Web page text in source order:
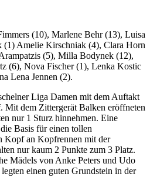
(10), Marlene Behr (13), Luisa
(1) Amelie Kirschniak (4), Clara Horn
(5), Milla Bodynek (12),
(6), Nova Fischer (1), Lenka Kostic
Lena Jennen (2).
Liga Damen mit dem Auftakt
dem Zittergerät Balken eröffneten
nur 1 Sturz hinnehmen. Eine
Basis für einen tollen
Kopf an Kopfrennen mit der
nur kaum 2 Punkte zum 3 Platz.
Mädels von Anke Peters und Udo
einen guten Grundstein in der